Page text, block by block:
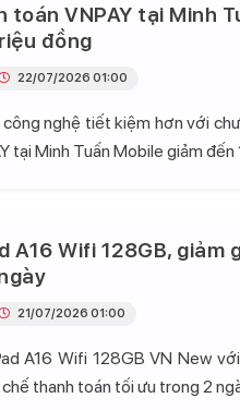
toán VNPAY tại Minh
đồng
nghệ tiết kiệm hơn với
tại Minh Tuấn Mobile giảm đến
22/07/2026 01:00
A16 Wifi 128GB, giảm
A16 Wifi 128GB VN New
thanh toán tối ưu trong 2
21/07/2026 01:00